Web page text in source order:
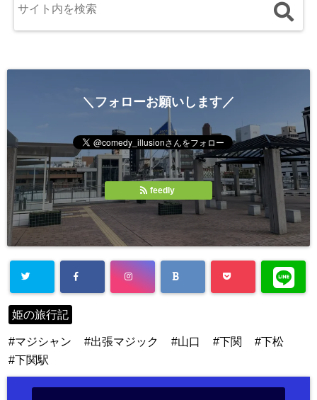
＼フォローお願いします／
feedly
姫の旅行記
マジシャン 出張マジック 山口 下関
下松
下関駅